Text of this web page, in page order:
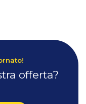
offerta?